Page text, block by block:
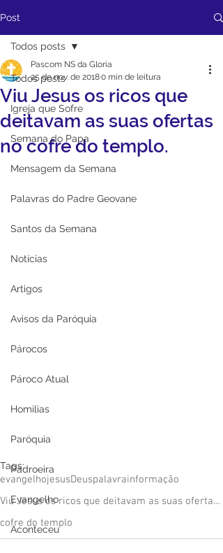
Post
Todos posts
Igreja que Sofre
Semana do Papa
Mensagem da Semana
Palavras do Padre Geovane
Santos da Semana
Notícias
Artigos
Avisos da Paróquia
Párocos
Pároco Atual
Homilias
Paróquia
Padroeira
Evangelho
Aconteceu
Todos posts
Viu Jesus os ricos que
deitavam as suas ofertas
no cofre do templo.
Pascom NS da Gloria
25 de nov. de 20180 min de leitura
Tags:
evangelhojesusDeuspalavrainformação
Viu Jesus os ricos que deitavam as suas ofertas no
cofre do templo